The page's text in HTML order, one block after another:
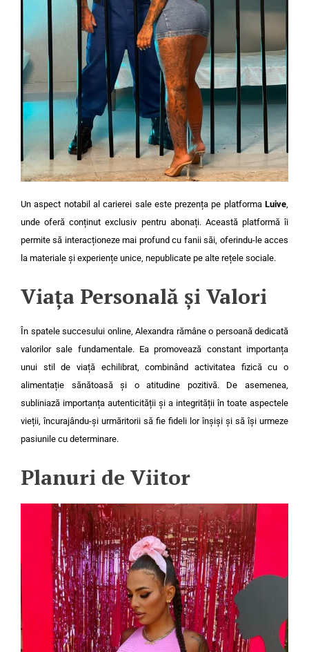
Un aspect notabil al carierei sale este prezența pe platforma Luive,
unde oferă conținut exclusiv pentru abonați. Această platformă îi
permite să interacționeze mai profund cu fanii săi, oferindu-le acces
la materiale și experiențe unice, nepublicate pe alte rețele sociale.
Viața Personală și Valori
În spatele succesului online, Alexandra rămâne o persoană dedicată
valorilor sale fundamentale. Ea promovează constant importanța
unui stil de viață echilibrat, combinând activitatea fizică cu o
alimentație sănătoasă și o atitudine pozitivă. De asemenea,
subliniază importanța autenticității și a integrității în toate aspectele
vieții, încurajându-și urmăritorii să fie fideli lor înșiși și să își urmeze
pasiunile cu determinare.
Planuri de Viitor